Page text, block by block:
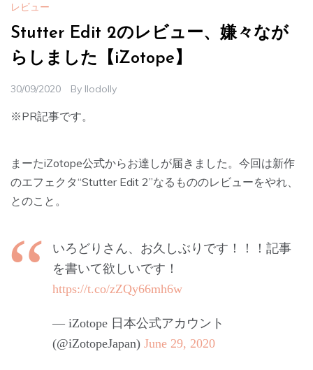
レビュー
Stutter Edit 2のレビュー、嫌々なが
らしました【iZotope】
30/09/2020 By Ilodolly
※PR記事です。
まーたiZotope公式からお達しが届きました。今回は新作
のエフェクタ“Stutter Edit 2”なるもののレビューをやれ、
とのこと。
いろどりさん、お久しぶりです！！！記事
を書いて欲しいです！
https://t.co/zZQy66mh6w
— iZotope 日本公式アカウント
(@iZotopeJapan) June 29, 2020